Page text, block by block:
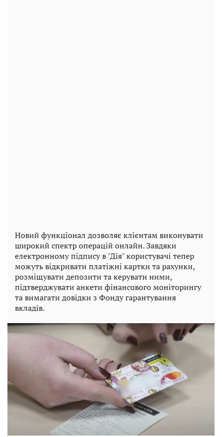
Новий функціонал дозволяє клієнтам виконувати
широкий спектр операцій онлайн. Завдяки
електронному підпису в "Дія" користувачі тепер
можуть відкривати платіжні картки та рахунки,
розміщувати депозити та керувати ними,
підтверджувати анкети фінансового моніторингу
та вимагати довідки з Фонду гарантування
вкладів.